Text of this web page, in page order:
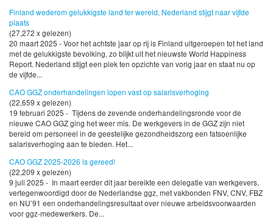
Finland wederom gelukkigste land ter wereld, Nederland stijgt naar vijfde
plaats
(27,272 x gelezen)
20 maart 2025 - Voor het achtste jaar op rij is Finland uitgeroepen tot het land
met de gelukkigste bevolking, zo blijkt uit het nieuwste World Happiness
Report. Nederland stijgt een plek ten opzichte van vorig jaar en staat nu op
de vijfde...
CAO GGZ onderhandelingen lopen vast op salarisverhoging
(22,659 x gelezen)
19 februari 2025 - Tijdens de zevende onderhandelingsronde voor de
nieuwe CAO GGZ ging het weer mis. De werkgevers in de GGZ zijn niet
bereid om personeel in de geestelijke gezondheidszorg een fatsoenlijke
salarisverhoging aan te bieden. Het...
CAO GGZ 2025-2026 is gereed!
(22,209 x gelezen)
9 juli 2025 - In maart eerder dit jaar bereikte een delegatie van werkgevers,
vertegenwoordigd door de Nederlandse ggz, met vakbonden FNV, CNV, FBZ
en NU’91 een onderhandelingsresultaat over nieuwe arbeidsvoorwaarden
voor ggz-medewerkers. De...